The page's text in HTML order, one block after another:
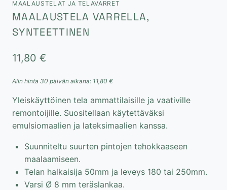
MAALAUSTELAT JA TELAVARRET
MAALAUSTELA VARRELLA,
SYNTEETTINEN
11,80 €
Alin hinta 30 päivän aikana: 11,80 €
Yleiskäyttöinen tela ammattilaisille ja vaativille
remontoijille. Suositellaan käytettäväksi
emulsiomaalien ja lateksimaalien kanssa.
Suunniteltu suurten pintojen tehokkaaseen
maalaamiseen.
Telan halkaisija 50mm ja leveys 180 tai 250mm.
Varsi Ø 8 mm teräslankaa.